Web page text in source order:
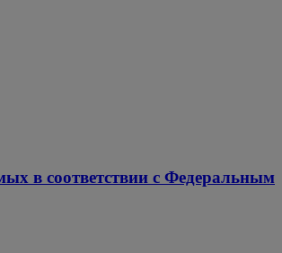
в соответствии с Федеральным